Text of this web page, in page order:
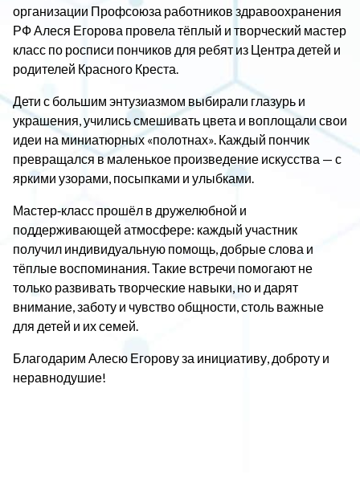
организации Профсоюза работников здравоохранения
РФ Алеся Егорова провела тёплый и творческий мастер
класс по росписи пончиков для ребят из Центра детей и
родителей Красного Креста.
Дети с большим энтузиазмом выбирали глазурь и
украшения, учились смешивать цвета и воплощали свои
идеи на миниатюрных «полотнах». Каждый пончик
превращался в маленькое произведение искусства — с
яркими узорами, посыпками и улыбками.
Мастер‑класс прошёл в дружелюбной и
поддерживающей атмосфере: каждый участник
получил индивидуальную помощь, добрые слова и
тёплые воспоминания. Такие встречи помогают не
только развивать творческие навыки, но и дарят
внимание, заботу и чувство общности, столь важные
для детей и их семей.
Благодарим Алесю Егорову за инициативу, доброту и
неравнодушие!